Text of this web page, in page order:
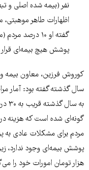
نفر (بیمه شده اصلی و
اظهارات طاهر
پوشش هیچ بیمه‌ای قرار
کوروش فرزین، معاون
سال گذشته گفته بود: آمار
به
گونه‌ای شده است که هزینه
مردم برای مشکلات عادی به
هزار تومان امورات خود را